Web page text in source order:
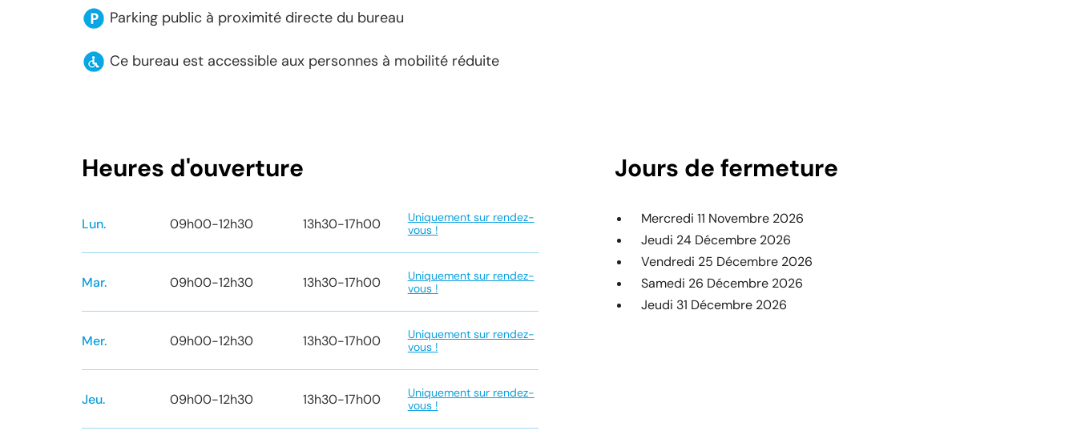
Parking public à proximité directe du bureau
Ce bureau est accessible aux personnes à mobilité réduite
Heures d'ouverture
Lun. 09h00-12h30 13h30-17h00
Uniquement sur rendez-
vous !
Mar. 09h00-12h30 13h30-17h00
Uniquement sur rendez-
vous !
Mer. 09h00-12h30 13h30-17h00
Uniquement sur rendez-
vous !
Jeu. 09h00-12h30 13h30-17h00
Uniquement sur rendez-
vous !
Jours de fermeture
Mercredi 11 Novembre 2026
Jeudi 24 Décembre 2026
Vendredi 25 Décembre 2026
Samedi 26 Décembre 2026
Jeudi 31 Décembre 2026